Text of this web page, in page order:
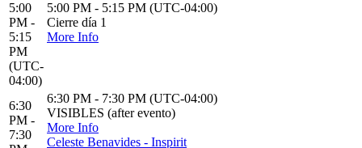
5:00
PM -
5:15
PM
(UTC-
04:00)
5:00 PM - 5:15 PM (UTC-04:00)
Cierre día 1
More Info
6:30
PM -
7:30
6:30 PM - 7:30 PM (UTC-04:00)
VISIBLES (after evento)
More Info
Celeste Benavides - Inspirit